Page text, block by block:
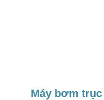
Máy bơm